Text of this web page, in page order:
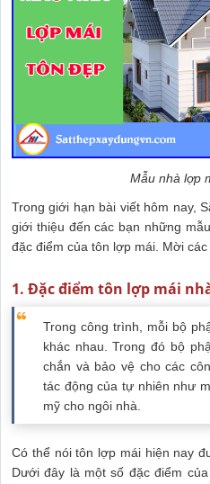
Mẫu nhà lợp
Trong giới hạn bài viết hôm nay,
giới thiệu đến các bạn những
đặc điểm của tôn lợp mái. Mời các
1. Đặc điểm tôn lợp mái
Trong công trình, mỗi bộ
khác nhau. Trong đó bộ
chắn và bảo vệ cho các
tác động của tự nhiên như
mỹ cho ngôi nhà.
Có thể nói tôn lợp mái hiện nay
Dưới đây là một số đặc điểm của